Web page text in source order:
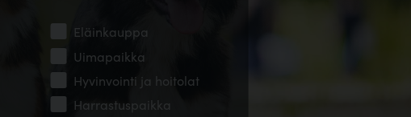
Eläinkauppa
Uimapaikka
Hyvinvointi ja hoitolat
Harrastuspaikka